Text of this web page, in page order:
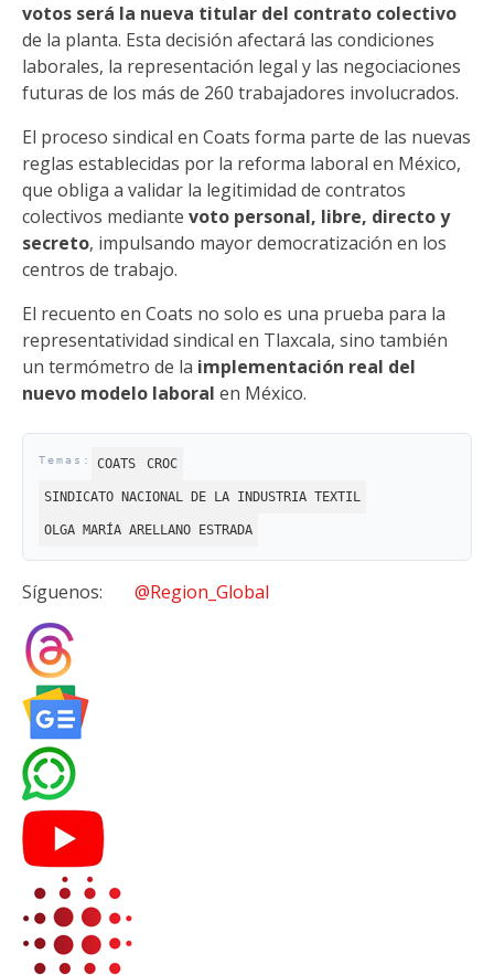
votos será la nueva titular del contrato colectivo
de la planta. Esta decisión afectará las condiciones
laborales, la representación legal y las negociaciones
futuras de los más de 260 trabajadores involucrados.
El proceso sindical en Coats forma parte de las nuevas
reglas establecidas por la reforma laboral en México,
que obliga a validar la legitimidad de contratos
colectivos mediante voto personal, libre, directo y
secreto, impulsando mayor democratización en los
centros de trabajo.
El recuento en Coats no solo es una prueba para la
representatividad sindical en Tlaxcala, sino también
un termómetro de la implementación real del
nuevo modelo laboral en México.
COATS CROC
SINDICATO NACIONAL DE LA INDUSTRIA TEXTIL
OLGA MARÍA ARELLANO ESTRADA
Síguenos: @Region_Global